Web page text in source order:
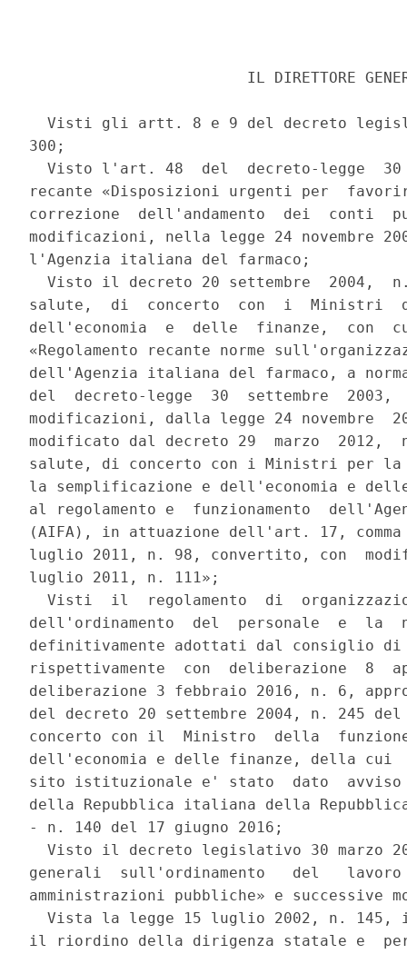
IL DIRETTORE
Visti gli artt. 8 e 9 del decreto
300;
Visto l'art. 48  del  decreto-legge
recante «Disposizioni urgenti per
correzione  dell'andamento  dei  conti
modificazioni, nella legge 24 novembre
l'Agenzia italiana del farmaco;
Visto il decreto 20 settembre  2004,
salute,  di  concerto  con  i  Ministri
dell'economia  e  delle  finanze,  con
«Regolamento recante norme
dell'Agenzia italiana del farmaco, a
del  decreto-legge  30  settembre
modificazioni, dalla legge 24 novembre
modificato dal decreto 29  marzo
salute, di concerto con i Ministri per la
la semplificazione e dell'economia e
al regolamento e  funzionamento
(AIFA), in attuazione dell'art. 17,
luglio 2011, n. 98, convertito, con
luglio 2011, n. 111»;
Visti  il  regolamento  di
dell'ordinamento  del  personale  e  la
definitivamente adottati dal consiglio di
rispettivamente  con  deliberazione  8
deliberazione 3 febbraio 2016, n. 6,
del decreto 20 settembre 2004, n. 245
concerto con il  Ministro  della
dell'economia e delle finanze, della cui
sito istituzionale e' stato  dato
della Repubblica italiana della
- n. 140 del 17 giugno 2016;
Visto il decreto legislativo 30 marzo
generali  sull'ordinamento   del
amministrazioni pubbliche» e
Vista la legge 15 luglio 2002, n. 145,
il riordino della dirigenza statale e